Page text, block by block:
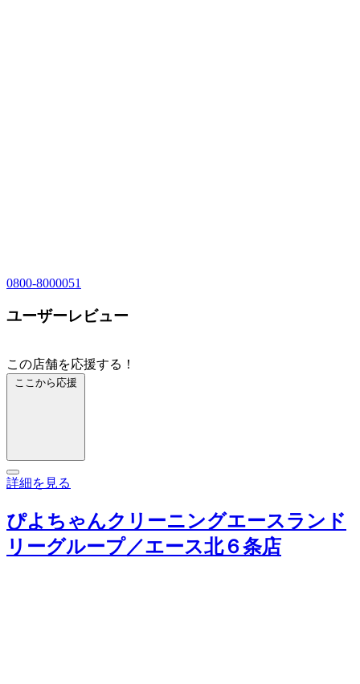
0800-8000051
ユーザーレビュー
この店舗を応援する！
ここから応援
詳細を見る
ぴよちゃんクリーニングエースランド
リーグループ／エース北６条店